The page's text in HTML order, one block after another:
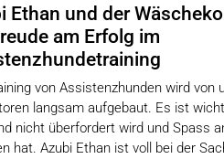
Ethan und der
am Erfolg im
von Assistenzhunden wird von
langsam aufgebaut. Es ist
nicht überfordert wird und Spass
hat. Azubi Ethan ist voll bei der